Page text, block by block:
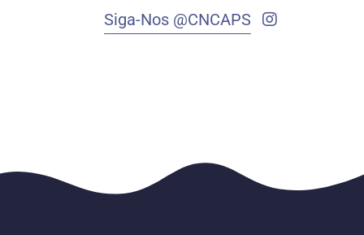
Siga-Nos @CNCAPS